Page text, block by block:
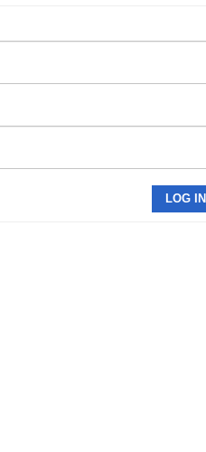
LOG IN